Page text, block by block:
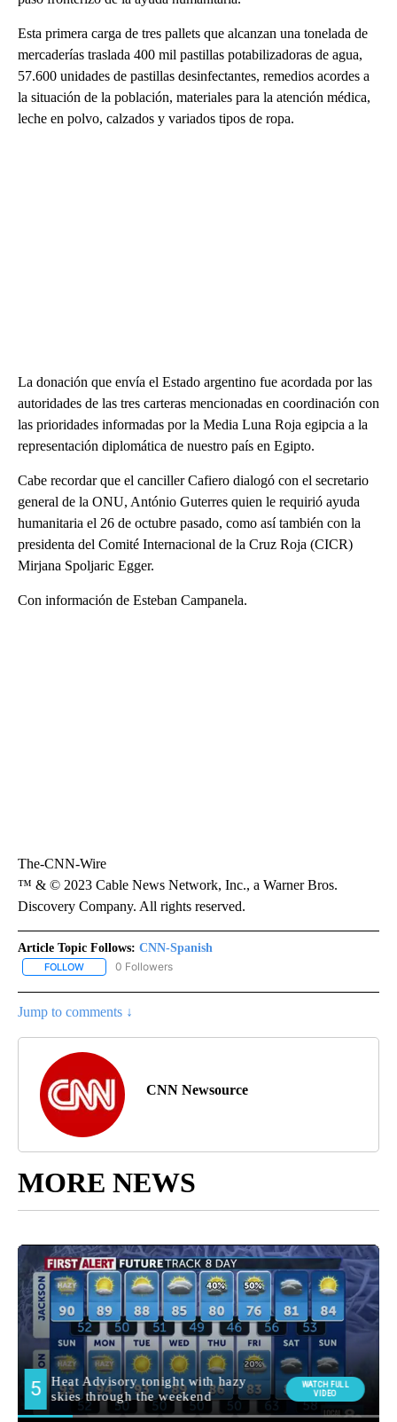
Esta primera carga de tres pallets que alcanzan una tonelada de
mercaderías traslada 400 mil pastillas potabilizadoras de agua,
57.600 unidades de pastillas desinfectantes, remedios acordes a
la situación de la población, materiales para la atención médica,
leche en polvo, calzados y variados tipos de ropa.
La donación que envía el Estado argentino fue acordada por las
autoridades de las tres carteras mencionadas en coordinación con
las prioridades informadas por la Media Luna Roja egipcia a la
representación diplomática de nuestro país en Egipto.
Cabe recordar que el canciller Cafiero dialogó con el secretario
general de la ONU, António Guterres quien le requirió ayuda
humanitaria el 26 de octubre pasado, como así también con la
presidenta del Comité Internacional de la Cruz Roja (CICR)
Mirjana Spoljaric Egger.
Con información de Esteban Campanela.
The-CNN-Wire
™ & © 2023 Cable News Network, Inc., a Warner Bros.
Discovery Company. All rights reserved.
Article Topic Follows: CNN-Spanish
FOLLOW FOLLOW "CNN-SPANISH" TO RECEIVE NOTIFICATIONS ABOUT
0 Followers
Jump to comments ↓
CNN Newsource
MORE NEWS